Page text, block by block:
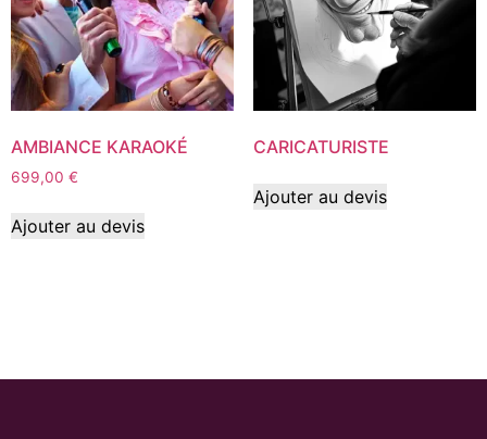
AMBIANCE KARAOKÉ
699,00 €
Ajouter au devis
CARICATURISTE
Ajouter au devis